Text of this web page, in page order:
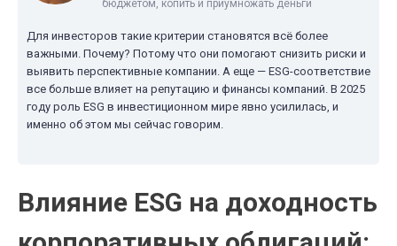
бюджетом, копить и приумножать деньги
Для инвесторов такие критерии становятся всё более
важными. Почему? Потому что они помогают снизить риски и
выявить перспективные компании. А еще — ESG-соответствие
все больше влияет на репутацию и финансы компаний. В 2025
году роль ESG в инвестиционном мире явно усилилась, и
именно об этом мы сейчас говорим.
Влияние ESG на доходность